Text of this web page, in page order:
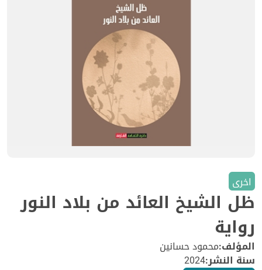
اخرى
ظل الشيخ العائد من بلاد النور
رواية
المؤلف:محمود حسانين
سنة النشر:2024